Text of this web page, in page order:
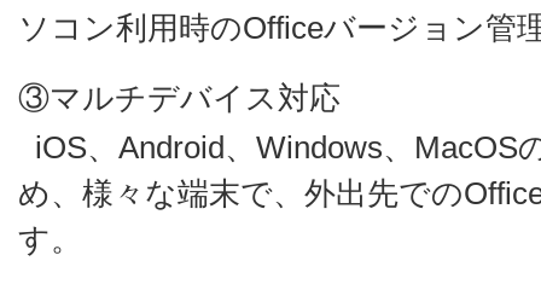
ソコン利用時のOfficeバージョン管
③マルチデバイス対応
iOS、Android、Windows、MacOS
め、様々な端末で、外出先での
す。